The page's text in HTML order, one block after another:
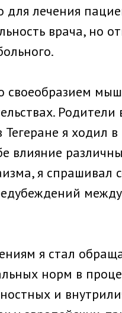
для лече­ния
врача, но
своеобра­зием
Родители
я ходил
влияние
я спрашивал
я стал
норм в
и